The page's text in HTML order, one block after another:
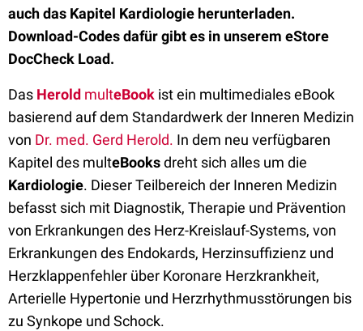
auch das Kapitel Kardiologie herunterladen.
Download-Codes dafür gibt es in unserem eStore
DocCheck Load.
Das Herold multeBook ist ein multimediales eBook
basierend auf dem Standardwerk der Inneren Medizin
von Dr. med. Gerd Herold. In dem neu verfügbaren
Kapitel des multeBooksdreht sich alles um die
Kardiologie. Dieser Teilbereich der Inneren Medizin
befasst sich mit Diagnostik, Therapie und Prävention
von Erkrankungen des Herz-Kreislauf-Systems, von
Erkrankungen des Endokards, Herzinsuffizienz und
Herzklappenfehler über Koronare Herzkrankheit,
Arterielle Hypertonie und Herzrhythmusstörungen bis
zu Synkope und Schock.